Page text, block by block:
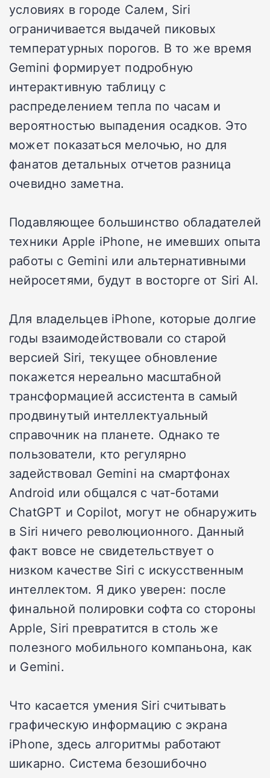
условиях в городе Салем, Siri
ограничивается выдачей пиковых
температурных порогов. В то же время
Gemini формирует подробную
интерактивную таблицу с
распределением тепла по часам и
вероятностью выпадения осадков. Это
может показаться мелочью, но для
фанатов детальных отчетов разница
очевидно заметна.
Подавляющее большинство обладателей
техники Apple iPhone, не имевших опыта
работы с Gemini или альтернативными
нейросетями, будут в восторге от Siri AI.
Для владельцев iPhone, которые долгие
годы взаимодействовали со старой
версией Siri, текущее обновление
покажется нереально масштабной
трансформацией ассистента в самый
продвинутый интеллектуальный
справочник на планете. Однако те
пользователи, кто регулярно
задействовал Gemini на смартфонах
Android или общался с чат-ботами
ChatGPT и Copilot, могут не обнаружить
в Siri ничего революционного. Данный
факт вовсе не свидетельствует о
низком качестве Siri с искусственным
интеллектом. Я дико уверен: после
финальной полировки софта со стороны
Apple, Siri превратится в столь же
полезного мобильного компаньона, как
и Gemini.
Что касается умения Siri считывать
графическую информацию с экрана
iPhone, здесь алгоритмы работают
шикарно. Система безошибочно